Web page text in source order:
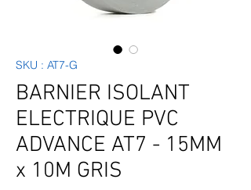
SKU : AT7-G
BARNIER ISOLANT
ELECTRIQUE PVC
ADVANCE AT7 - 15MM
x 10M GRIS